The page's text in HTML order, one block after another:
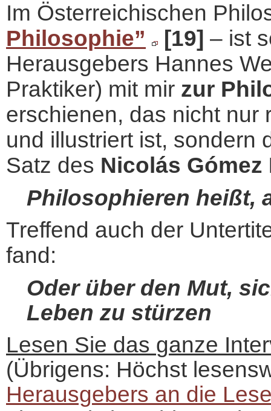
Im Österreichischen
Philosophie”
[19] ‒ ist
Herausgebers Hannes
Praktiker) mit mir zur
erschienen, das nicht nur
und illustriert ist, sondern
Satz des Nicolás Gómez
Philosophieren heißt,
Treffend auch der
fand:
Oder über den Mut,
Leben zu stürzen
Lesen Sie das ganze
(Übrigens: Höchst
Herausgebers an die